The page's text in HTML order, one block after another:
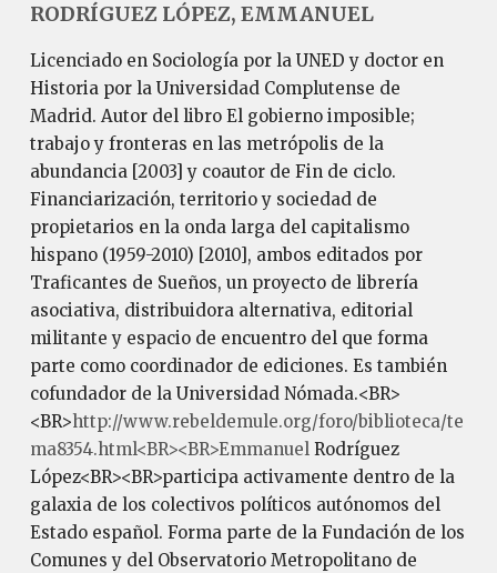
RODRÍGUEZ LÓPEZ, EMMANUEL
Licenciado en Sociología por la UNED y doctor en
Historia por la Universidad Complutense de
Madrid. Autor del libro El gobierno imposible;
trabajo y fronteras en las metrópolis de la
abundancia [2003] y coautor de Fin de ciclo.
Financiarización, territorio y sociedad de
propietarios en la onda larga del capitalismo
hispano (1959-2010) [2010], ambos editados por
Traficantes de Sueños, un proyecto de librería
asociativa, distribuidora alternativa, editorial
militante y espacio de encuentro del que forma
parte como coordinador de ediciones. Es también
cofundador de la Universidad Nómada.<BR>
<BR>http://www.rebeldemule.org/foro/biblioteca/te
ma8354.html<BR><BR>EmmanuelRodríguez
López<BR><BR>participa activamente dentro de la
galaxia de los colectivos políticos autónomos del
Estado español. Forma parte de la Fundación de los
Comunes y del Observatorio Metropolitano de